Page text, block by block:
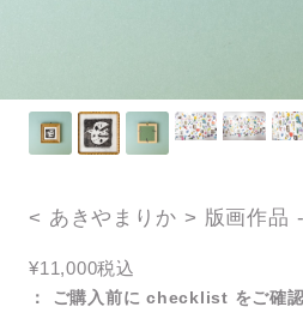
< あきやまりか > 版画作品
¥11,000税込
： ご購入前に checklist をご確認